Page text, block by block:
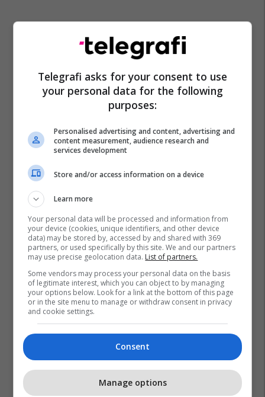
Telegrafi asks for your consent to use
your personal data for the following
purposes:
Personalised advertising and content, advertising and
content measurement, audience research and
services development
Store and/or access information on a device
Learn more
Your personal data will be processed and information from
your device (cookies, unique identifiers, and other device
data) may be stored by, accessed by and shared with 369
partners, or used specifically by this site. We and our partners
may use precise geolocation data. List of partners.
Some vendors may process your personal data on the basis
of legitimate interest, which you can object to by managing
your options below. Look for a link at the bottom of this page
or in the site menu to manage or withdraw consent in privacy
and cookie settings.
Consent
Manage options